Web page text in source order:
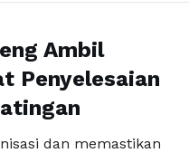
Ambil
Penyelesaian
dan memastikan